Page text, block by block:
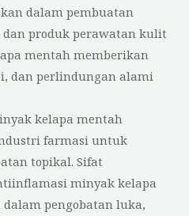
dalam pembuatan
produk perawatan kulit
mentah memberikan
dan perlindungan alami
kelapa mentah
farmasi untuk
topikal. Sifat
minyak kelapa
pengobatan luka,